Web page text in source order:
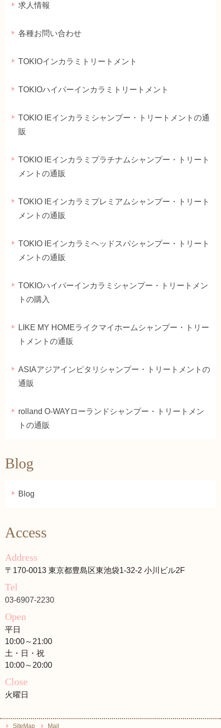
求人情報
各種お問い合わせ
TOKIOインカラミトリートメント
TOKIOハイパーインカラミトリートメント
TOKIO IEインカラミシャンプー・トリートメントの通
販
TOKIO IEインカラミプラチナムシャンプー・トリート
メントの通販
TOKIO IEインカラミプレミアムシャンプー・トリート
メントの通販
TOKIO IEインカラミヘッドスパシャンプー・トリート
メントの通販
TOKIOハイパーインカラミシャンプー・トリートメン
トの購入
LIKE MY HOMEライクマイホームシャンプー・トリー
トメントの通販
ASIAアジアインピタリシャンプー・トリートメントの
通販
rolland O-WAYローランドシャンプー・トリートメン
トの通販
Blog
Blog
Access
Address
〒170-0013 東京都豊島区東池袋1-32-2 小川ビル2F
Tel
03-6907-2230
Open
平日
10:00～21:00
土・日・祝
10:00～20:00
Close
火曜日
SiteMap Mail